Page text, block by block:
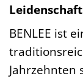
Leidenschaft
BENLEE ist
Jahrzehnten